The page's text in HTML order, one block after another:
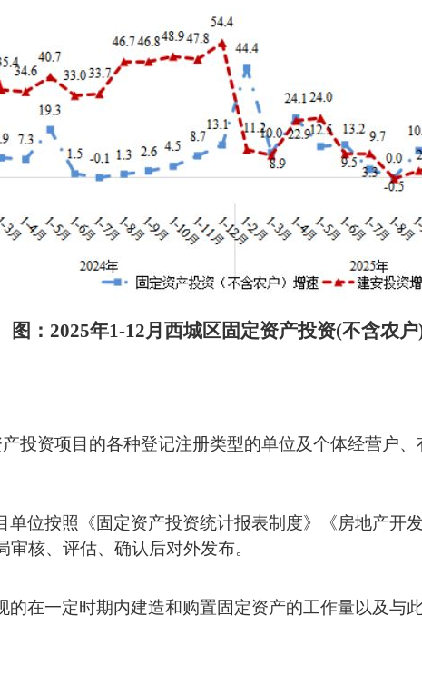
图： 2025年1-12月西城区固定资产投资(不含农
投资项目的各种登记注册类型的单位及个体经营户
单位按照《固定资产投资统计报表制度》《房地产开
审核、评估、确认后对外发布。
在一定时期内建造和购置固定资产的工作量以及与